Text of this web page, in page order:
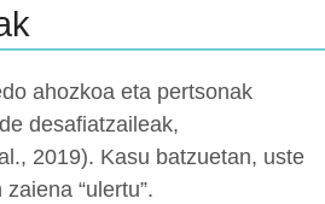
ahozkoa eta pertsonak
desafiatzaileak,
2019). Kasu batzuetan, uste
“ulertu”.